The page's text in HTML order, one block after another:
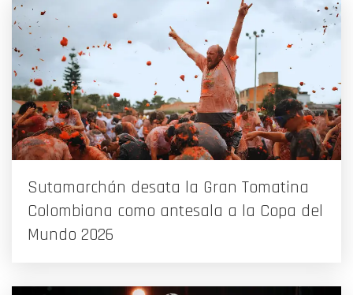
Sutamarchán desata la Gran Tomatina
Colombiana como antesala a la Copa del
Mundo 2026